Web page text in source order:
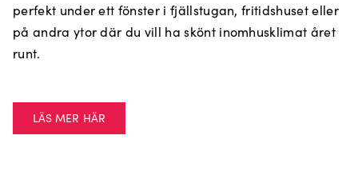
perfekt under ett fönster i fjällstugan, fritidshuset eller
på andra ytor där du vill ha skönt inomhusklimat året
runt.
LÄS MER HÄR